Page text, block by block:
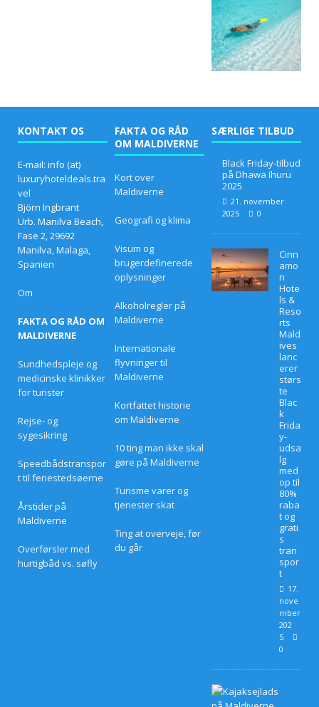
KONTAKT OS
E-mail: info (at)
luxuryhoteldeals.tra
vel
Björn Ingbrant
Urb. Manilva Beach,
Fase 2, 29692
Manilva, Malaga,
Spanien
Om
FAKTA OG RÅD OM
MALDIVERNE
Sundhedspleje og
medicinske klinikker
for turister
Rejse- og
sygesikring
Speedbådstranspor
t til feriestedsøerne
Årstider på
Maldiverne
Overførsler med
hurtigbåd vs. søfly
FAKTA OG RÅD
OM MALDIVERNE
Kort over
Maldiverne
Geografi og klima
Visum og
brugerdefinerede
oplysninger
Alkoholregler på
Maldiverne
Internationale
flyvninger til
Maldiverne
Kortfattet historie
om Maldiverne
10 ting man ikke skal
gøre på Maldiverne
Turisme varer og
tjenester skat
Ting at overveje, før
du går
SÆRLIGE TILBUD
Black Friday-tilbud
på Dhawa Ihuru
2025
21. november
2025
0
Cinn
amo
n
Hote
ls &
Reso
rts
Mald
ives
lanc
erer
størs
te
Blac
k
Frida
y-
udsa
lg
med
op til
80%
raba
t og
grati
s
tran
spor
t
17.
nove
mber
202
5
0